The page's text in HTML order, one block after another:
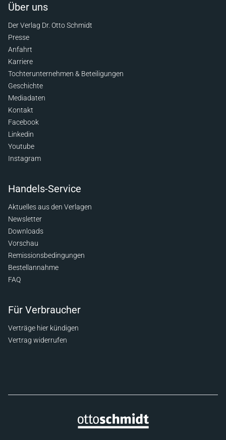
Über uns
Der Verlag Dr. Otto Schmidt
Presse
Anfahrt
Karriere
Tochterunternehmen & Beteiligungen
Geschichte
Mediadaten
Kontakt
Facebook
Linkedin
Youtube
Instagram
Handels-Service
Aktuelles aus den Verlagen
Newsletter
Downloads
Vorschau
Remissionsbedingungen
Bestellannahme
FAQ
Für Verbraucher
Verträge hier kündigen
Vertrag widerrufen